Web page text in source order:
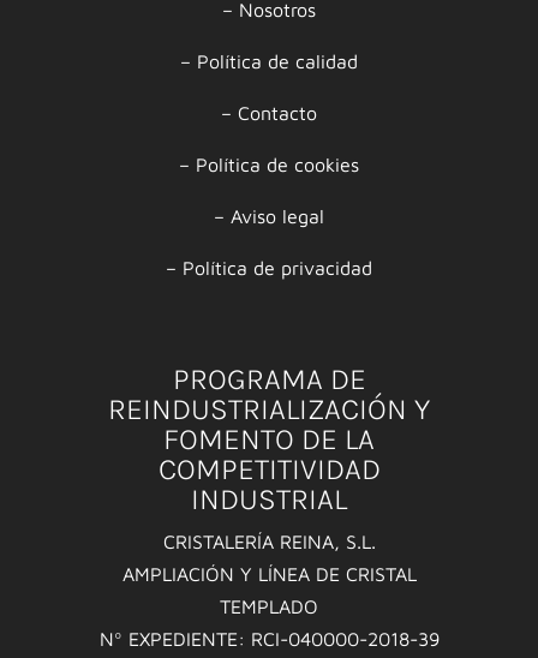
– Nosotros
– Política de calidad
– Contacto
– Política de cookies
– Aviso legal
– Política de privacidad
PROGRAMA DE
REINDUSTRIALIZACIÓN Y
FOMENTO DE LA
COMPETITIVIDAD
INDUSTRIAL
CRISTALERÍA REINA, S.L.
AMPLIACIÓN Y LÍNEA DE CRISTAL
TEMPLADO
Nº EXPEDIENTE: RCI-040000-2018-39